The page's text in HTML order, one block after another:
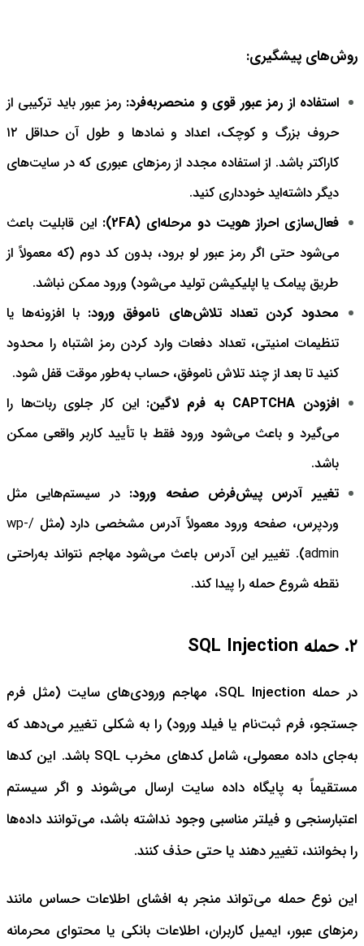
روش‌های پیشگیری:
استفاده از رمز عبور قوی و منحصربه‌فرد: رمز عبور باید ترکیبی از
حروف بزرگ و کوچک، اعداد و نمادها و طول آن حداقل ۱۲
کاراکتر باشد. از استفاده مجدد از رمزهای عبوری که در سایت‌های
دیگر داشته‌اید خودداری کنید.
فعال‌سازی احراز هویت دو مرحله‌ای (2FA):
این قابلیت باعث
می‌شود حتی اگر رمز عبور لو برود، بدون کد دوم (که معمولاً از
طریق پیامک یا اپلیکیشن تولید می‌شود) ورود ممکن نباشد.
محدود کردن تعداد تلاش‌های ناموفق ورود: با افزونه‌ها یا
تنظیمات امنیتی، تعداد دفعات وارد کردن رمز اشتباه را محدود
کنید تا بعد از چند تلاش ناموفق، حساب به‌طور موقت قفل شود.
افزودن CAPTCHA به فرم لاگین:
این کار جلوی ربات‌ها را
می‌گیرد و باعث می‌شود ورود فقط با تأیید کاربر واقعی ممکن
باشد.
تغییر آدرس پیش‌فرض صفحه ورود: در سیستم‌هایی مثل
وردپرس، صفحه ورود معمولاً آدرس مشخصی دارد (مثل
/wp-
admin). تغییر این آدرس باعث می‌شود مهاجم نتواند به‌راحتی
نقطه شروع حمله را پیدا کند.
۲. حمله SQL Injection
در حمله SQL Injection، مهاجم ورودی‌های سایت (مثل فرم
جستجو، فرم ثبت‌نام یا فیلد ورود) را به شکلی تغییر می‌دهد که
به‌جای داده معمولی، شامل کدهای مخرب SQL باشد. این کدها
مستقیماً به پایگاه داده سایت ارسال می‌شوند و اگر سیستم
اعتبارسنجی و فیلتر مناسبی وجود نداشته باشد، می‌توانند داده‌ها
را بخوانند، تغییر دهند یا حتی حذف کنند.
این نوع حمله می‌تواند منجر به افشای اطلاعات حساس مانند
رمزهای عبور، ایمیل کاربران، اطلاعات بانکی یا محتوای محرمانه